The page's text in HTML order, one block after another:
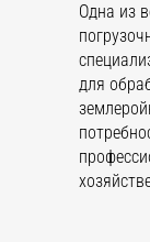
Одна из
для